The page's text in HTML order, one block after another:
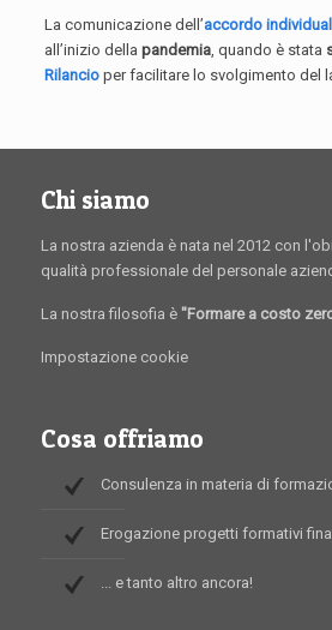
La comunicazione dell’accordo
all’inizio dellapandemia, quando è stata
Rilancio per facilitare lo svolgimento del
Chi siamo
La nostra azienda è nata nel 2012 con
qualità professionale del personale
La nostra filosofia è "Formare a costo
Impostazione cookie
Cosa offriamo
Consulenza in materia di
Erogazione progetti formativi
... e tanto altro ancora!